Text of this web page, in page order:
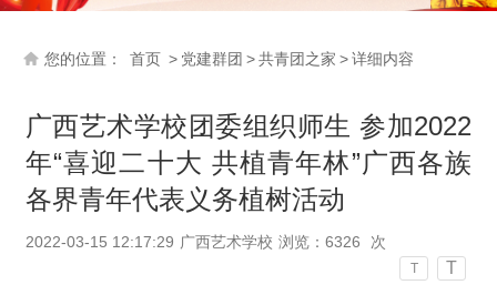
您的位置： 首页 > 党建群团 >共青团之家 >详细内容
广西艺术学校团委组织师生 参加2022
年“喜迎二十大 共植青年林”广西各族
各界青年代表义务植树活动
2022-03-15 12:17:29 广西艺术学校 浏览： 6326 次
T T